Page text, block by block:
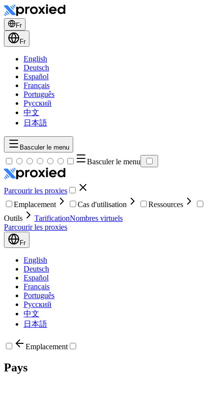
Fr
Fr
English
Deutsch
Español
Français
Português
Русский
中文
日本語
Basculer le menu
Basculer le menu
Parcourir les proxies
Emplacement
Cas d'utilisation
Ressources
Outils
TarificationNombres virtuels
Parcourir les proxies
Fr
English
Deutsch
Español
Français
Português
Русский
中文
日本語
Emplacement
Pays